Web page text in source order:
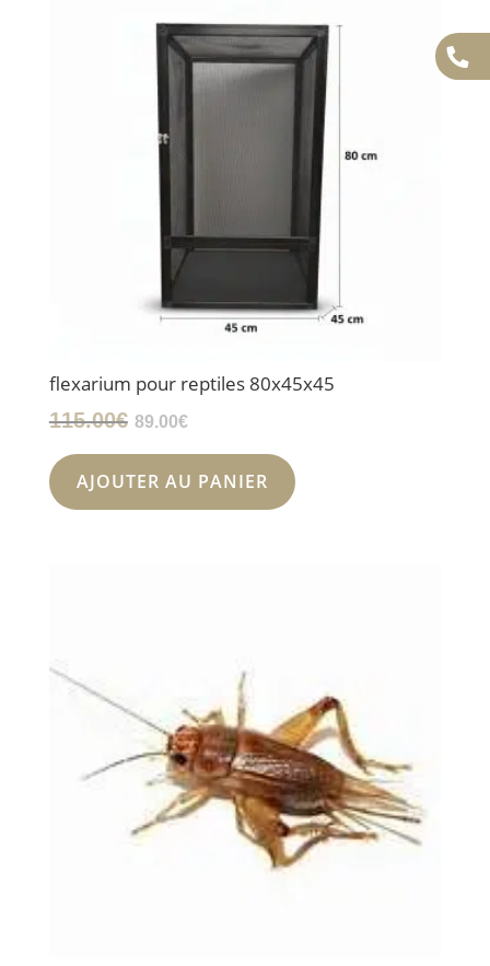
flexarium pour reptiles 80x45x45
115.00€ Le
initial
était :
89.00€Le
actuel
est :
AJOUTER AU PANIER